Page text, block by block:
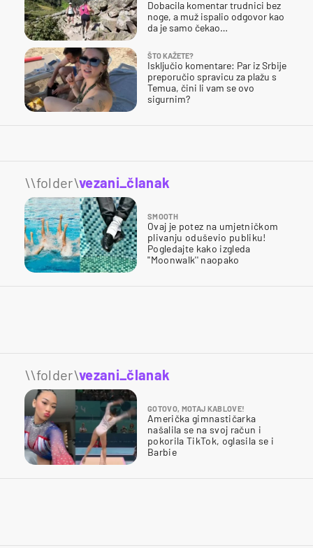
Dobacila komentar trudnici bez
noge, a muž ispalio odgovor kao
da je samo čekao…
ŠTO KAŽETE?
Isključio komentare: Par iz Srbije
preporučio spravicu za plažu s
Temua, čini li vam se ovo
sigurnim?
\\folder\vezani_članak
SMOOTH
Ovaj je potez na umjetničkom
plivanju oduševio publiku!
Pogledajte kako izgleda
''Moonwalk'' naopako
\\folder\vezani_članak
GOTOVO, MOTAJ KABLOVE!
Američka gimnastičarka
našalila se na svoj račun i
pokorila TikTok, oglasila se i
Barbie